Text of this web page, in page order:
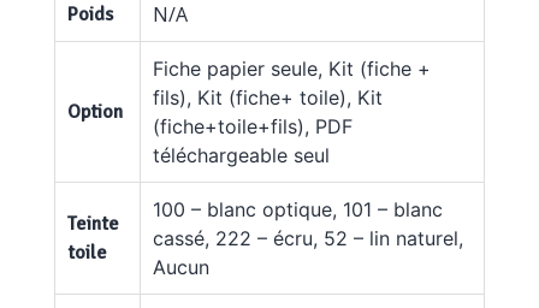
Poids N/A
Option
Fiche papier seule, Kit (fiche +
fils), Kit (fiche+ toile), Kit
(fiche+toile+fils), PDF
téléchargeable seul
Teinte
toile
100 – blanc optique, 101 – blanc
cassé, 222 – écru, 52 – lin naturel,
Aucun